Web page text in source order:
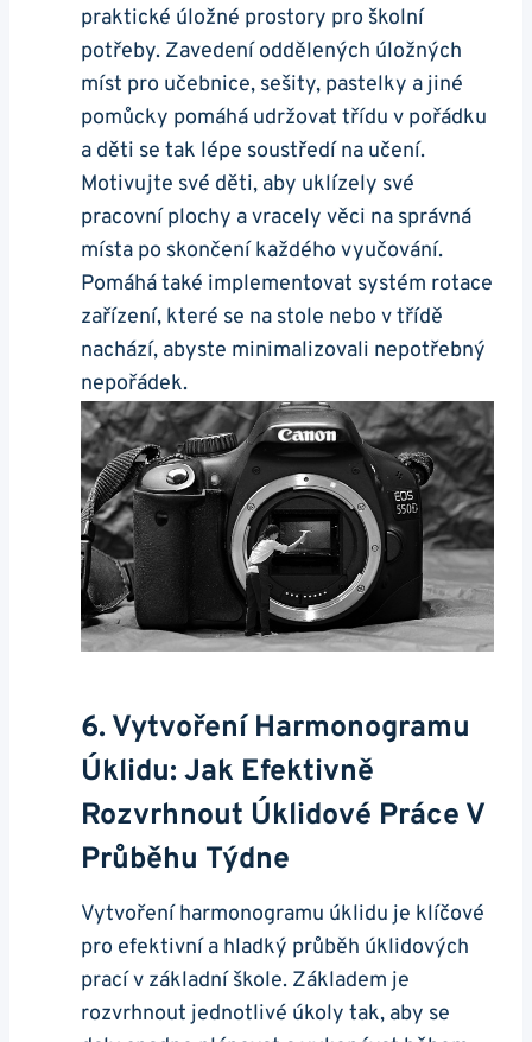
praktické úložné prostory pro školní
potřeby. Zavedení oddělených úložných
míst pro učebnice, sešity, pastelky a jiné
pomůcky pomáhá udržovat třídu v pořádku
a děti se tak lépe soustředí na učení.
Motivujte své děti, aby uklízely své
pracovní plochy a vracely věci na správná
místa po skončení každého vyučování.
Pomáhá také implementovat systém rotace
zařízení, které se na stole nebo v třídě
nachází, abyste minimalizovali nepotřebný
nepořádek.
6. Vytvoření Harmonogramu
Úklidu: Jak Efektivně
Rozvrhnout Úklidové Práce V
Průběhu Týdne
Vytvoření harmonogramu úklidu je klíčové
pro efektivní a hladký průběh úklidových
prací v základní škole. Základem je
rozvrhnout jednotlivé úkoly tak, aby se